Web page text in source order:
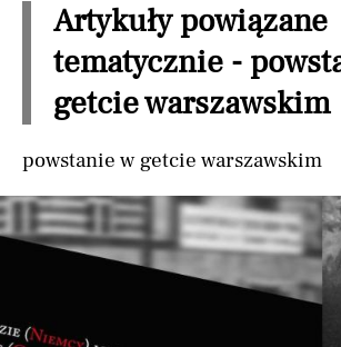
Artykuły powiązane
tematycznie -
getcie warszawskim
powstanie w getcie warszawskim